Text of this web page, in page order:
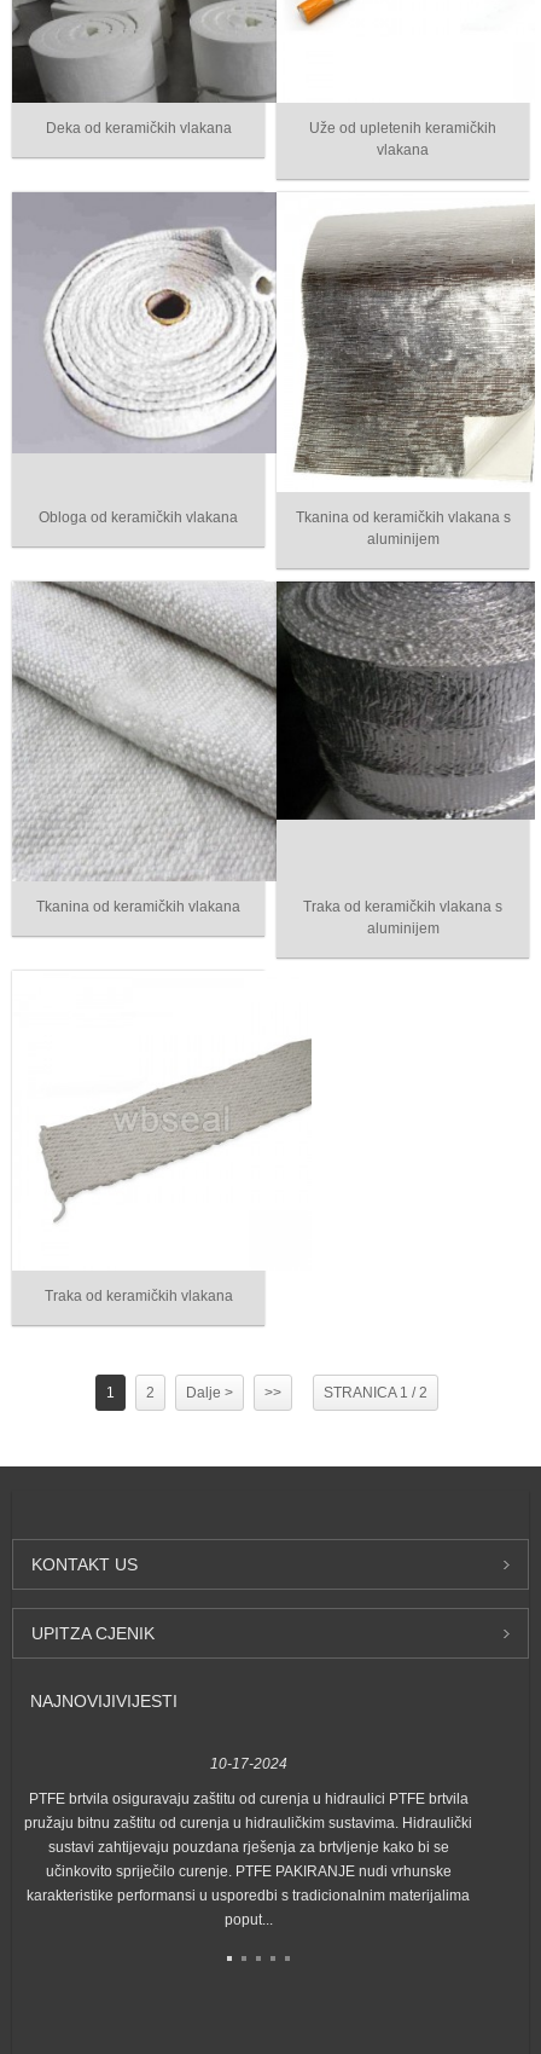
Deka od keramičkih vlakana
Uže od upletenih keramičkih
vlakana
Obloga od keramičkih vlakana
Tkanina od keramičkih vlakana s
aluminijem
Tkanina od keramičkih vlakana
Traka od keramičkih vlakana s
aluminijem
Traka od keramičkih vlakana
1 2 Dalje > >> STRANICA 1 / 2
KONTAKT US
UPITZA CJENIK
NAJNOVIJIVIJESTI
10-17-2024
PTFE brtvila osiguravaju zaštitu od curenja u hidraulici PTFE brtvila
pružaju bitnu zaštitu od curenja u hidrauličkim sustavima. Hidraulički
sustavi zahtijevaju pouzdana rješenja za brtvljenje kako bi se
učinkovito spriječilo curenje. PTFE PAKIRANJE nudi vrhunske
karakteristike performansi u usporedbi s tradicionalnim materijalima
poput...